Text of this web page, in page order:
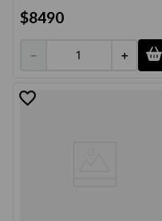
$8490
＋
－